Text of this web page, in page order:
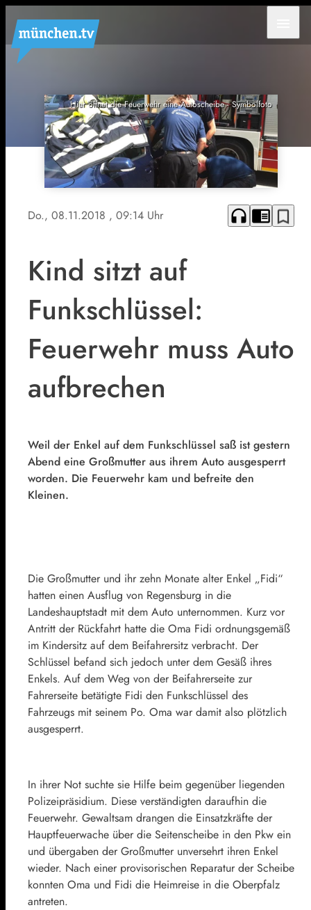
Hier öffnet die Feuerwehr eine Autoscheibe - Symbolfoto
Do., 08.11.2018 , 09:14 Uhr headphones chrome_reader_mode bookmark_border
Kind sitzt auf
Funkschlüssel:
Feuerwehr muss Auto
aufbrechen
Weil der Enkel auf dem Funkschlüssel saß ist gestern
Abend eine Großmutter aus ihrem Auto ausgesperrt
worden. Die Feuerwehr kam und befreite den
Kleinen.
Die Großmutter und ihr zehn Monate alter Enkel „Fidi“
hatten einen Ausflug von Regensburg in die
Landeshauptstadt mit dem Auto unternommen. Kurz vor
Antritt der Rückfahrt hatte die Oma Fidi ordnungsgemäß
im Kindersitz auf dem Beifahrersitz verbracht. Der
Schlüssel befand sich jedoch unter dem Gesäß ihres
Enkels. Auf dem Weg von der Beifahrerseite zur
Fahrerseite betätigte Fidi den Funkschlüssel des
Fahrzeugs mit seinem Po. Oma war damit also plötzlich
ausgesperrt.
In ihrer Not suchte sie Hilfe beim gegenüber liegenden
Polizeipräsidium. Diese verständigten daraufhin die
Feuerwehr. Gewaltsam drangen die Einsatzkräfte der
Hauptfeuerwache über die Seitenscheibe in den Pkw ein
und übergaben der Großmutter unversehrt ihren Enkel
wieder. Nach einer provisorischen Reparatur der Scheibe
konnten Oma und Fidi die Heimreise in die Oberpfalz
antreten.